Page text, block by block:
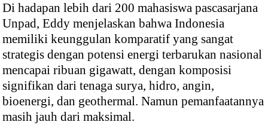
Di hadapan lebih dari 200 mahasiswa pascasarjana
Unpad, Eddy menjelaskan bahwa Indonesia
memiliki keunggulan komparatif yang sangat
strategis dengan potensi energi terbarukan nasional
mencapai ribuan gigawatt, dengan komposisi
signifikan dari tenaga surya, hidro, angin,
bioenergi, dan geothermal. Namun pemanfaatannya
masih jauh dari maksimal.